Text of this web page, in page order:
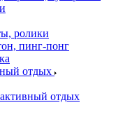
ролики
пинг-понг
отдых
отдых